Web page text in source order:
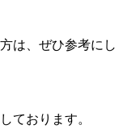
は、ぜひ参考にし
ております。